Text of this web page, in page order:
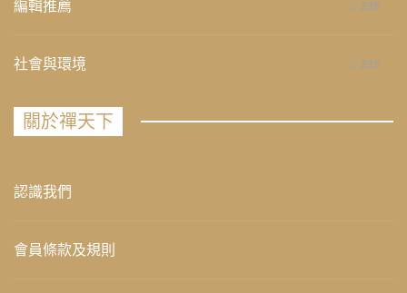
編輯推薦 236
社會與環境 235
關於禪天下
認識我們
會員條款及規則